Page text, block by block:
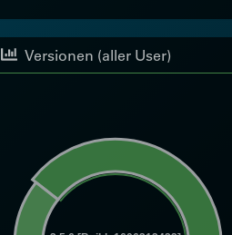
Versionen (aller User)